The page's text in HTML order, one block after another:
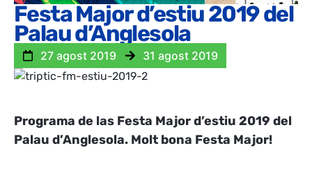
Festa Major d’estiu 2019 del
Palau d’Anglesola
27 agost 2019 31 agost 2019
Programa de las Festa Major d’estiu 2019 del
Palau d’Anglesola. Molt bona Festa Major!